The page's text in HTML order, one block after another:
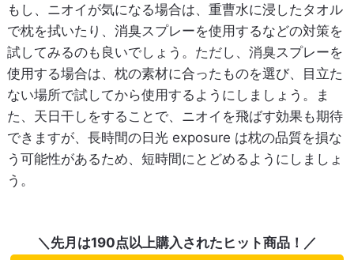
もし、ニオイが気になる場合は、重曹水に浸したタオル
で枕を拭いたり、消臭スプレーを使用するなどの対策を
試してみるのも良いでしょう。ただし、消臭スプレーを
使用する場合は、枕の素材に合ったものを選び、目立た
ない場所で試してから使用するようにしましょう。ま
た、天日干しをすることで、ニオイを飛ばす効果も期待
できますが、長時間の日光 exposure は枕の品質を損な
う可能性があるため、短時間にとどめるようにしましょ
う。
＼先月は190点以上購入されたヒット商品！／